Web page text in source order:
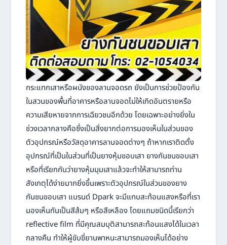
กระแทกเสาหรือผนังของลานจอดรถ ยังเป็นการช่วยป้องกัน
ในสวนของพื้นที่อาคารหรือลานจอดไม่ให้เกิดอันตรายหรือ
ความเสียหายจากการเฉียวชนอีกด้วย โดยเฉพาะอย่างยิ่งใน
ช่วงเวลากลางคือซึ่งเป็นสิ่งยากต่อการมองเห็นในส่วนของ
ตัวอุปกรณ์หรือวัสดุอาคารลานจอดต่างๆ ถ้าหากเราติดตั้ง
อุปกรณ์ที่เป็นในส่วนที่เป็นยางหุ้มขอบเสา ยางกันชนขอบเสา
หรือที่เรียกกันว่ายางหุ้มมุมเสาแล้วจะทำให้สามารถท่าน
สังเกตุได้ง่ายมากยิ่งขึ้นเพราะตัวอุปกรณ์ในส่วนของยาง
กันชนขอบเสา แบรนด์ Dpark จะมีแทบสะท้อนแสงหรือที่เรา
มองเห็นกันเป็นสีส้มๆ หรือสีเหลือง โดยแถมชนิดนี้เรียกว่า
reflective film ที่มีคุณสมบุติสามารถสะท้อนแสงได้ในเวลา
กลางคืน ทำให้ผู้ขับขี่ยานพาหนะสามารถมองเห็นได้อย่าง